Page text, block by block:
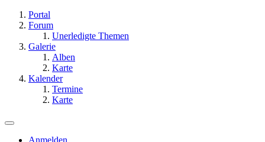
Portal
Forum
Unerledigte Themen
Galerie
Alben
Karte
Kalender
Termine
Karte
Anmelden